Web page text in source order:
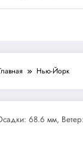
Нью-Йорк
68.6 мм,